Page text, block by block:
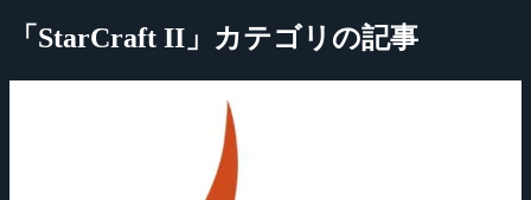
「StarCraft II」カテゴリの記事